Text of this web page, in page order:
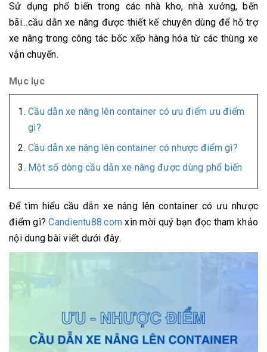
Sử dụng phổ biến trong các nhà kho, nhà xưởng, bến
bãi...cầu dẫn xe nâng được thiết kế chuyên dùng để hỗ trợ
xe nâng trong công tác bốc xếp hàng hóa từ các thùng xe
vận chuyển.
Mục lục
Cầu dẫn xe nâng lên container có ưu điểm ưu điểm
gì?
Cầu dẫn xe nâng lên container có nhược điểm gì?
Một số dòng cầu dẫn xe nâng được dùng phổ biến
Để tìm hiểu cầu dẫn xe nâng lên container có ưu nhược
điểm gì?Candientu88.com xin mời quý bạn đọc tham khảo
nội dung bài viết dưới đây.